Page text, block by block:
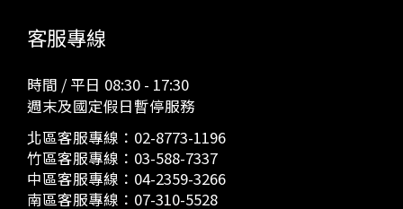
客服專線
時間 / 平日 08:30 - 17:30
週末及國定假日暫停服務
北區客服專線： 02-8773-1196
竹區客服專線： 03-588-7337
中區客服專線： 04-2359-3266
南區客服專線： 07-310-5528